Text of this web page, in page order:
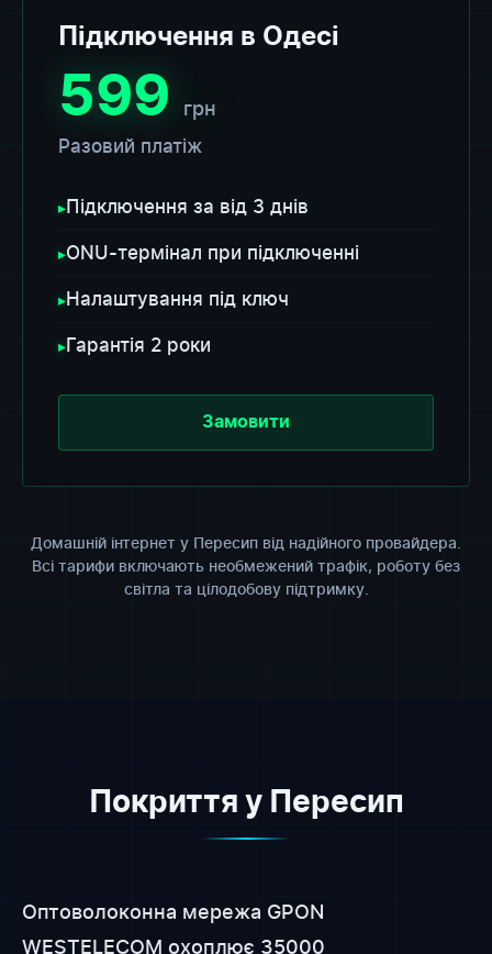
Підключення в Одесі
599 грн
Разовий платіж
▸Підключення за від 3 днів
▸ONU-термінал при підключенні
▸Налаштування під ключ
▸Гарантія 2 роки
Замовити
Домашній інтернет у Пересип від надійного провайдера.
Всі тарифи включають необмежений трафік, роботу без
світла та цілодобову підтримку.
Покриття у Пересип
Оптоволоконна мережа GPON
WESTELECOM охоплює 35000